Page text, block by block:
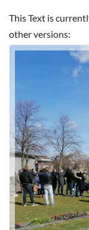
This Text is
other versions: